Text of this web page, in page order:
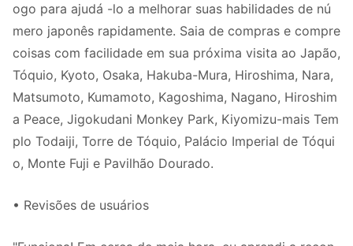
ogo para ajudá -lo a melhorar suas habilidades de nú
mero japonês rapidamente. Saia de compras e compre
coisas com facilidade em sua próxima visita ao Japão,
Tóquio, Kyoto, Osaka, Hakuba-Mura, Hiroshima, Nara,
Matsumoto, Kumamoto, Kagoshima, Nagano, Hiroshim
a Peace, Jigokudani Monkey Park, Kiyomizu-mais Tem
plo Todaiji, Torre de Tóquio, Palácio Imperial de Tóqui
o, Monte Fuji e Pavilhão Dourado.
• Revisões de usuários